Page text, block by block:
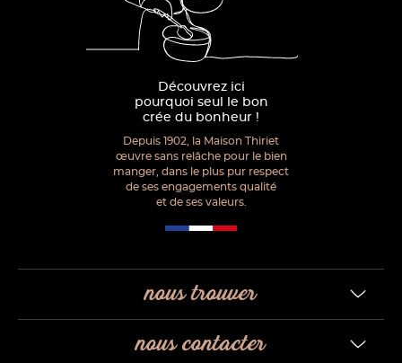
Découvrez ici
pourquoi seul le bon
crée du bonheur !
Depuis 1902, la Maison Thiriet
œuvre sans relâche pour le bien
manger, dans le plus pur respect
de ses engagements qualité
et de ses valeurs.
nous trouver
nous contacter